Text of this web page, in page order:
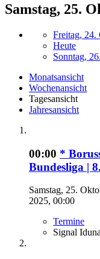
Samstag, 25.
Freitag, 24.
Heute
Sonntag,
Monatsansicht
Wochenansicht
Tagesansicht
Jahresansicht
00:00 *
Bundesliga |
Samstag, 25.
2025, 00:00
Termine
Signal